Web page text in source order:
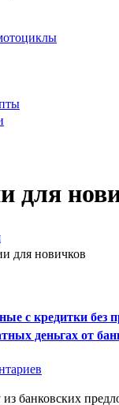
для
для новичков
с кредитки без
деньгах от